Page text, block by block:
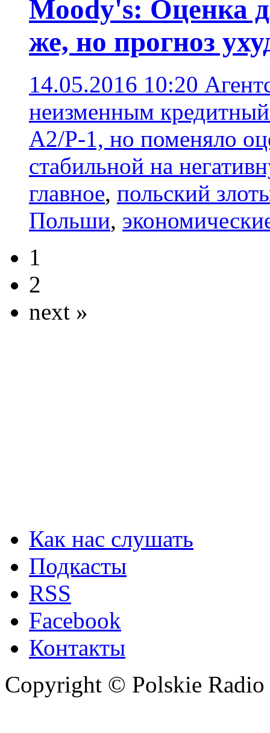
Moody's: Оценка
же, но прогноз
14.05.2016 10:20
неизменным
A2/P-1, но поменяло
стабильной на
главное, польский
Польши,
1
2
next »
Как нас слушать
Подкасты
RSS
Facebook
Контакты
Copyright © Polskie